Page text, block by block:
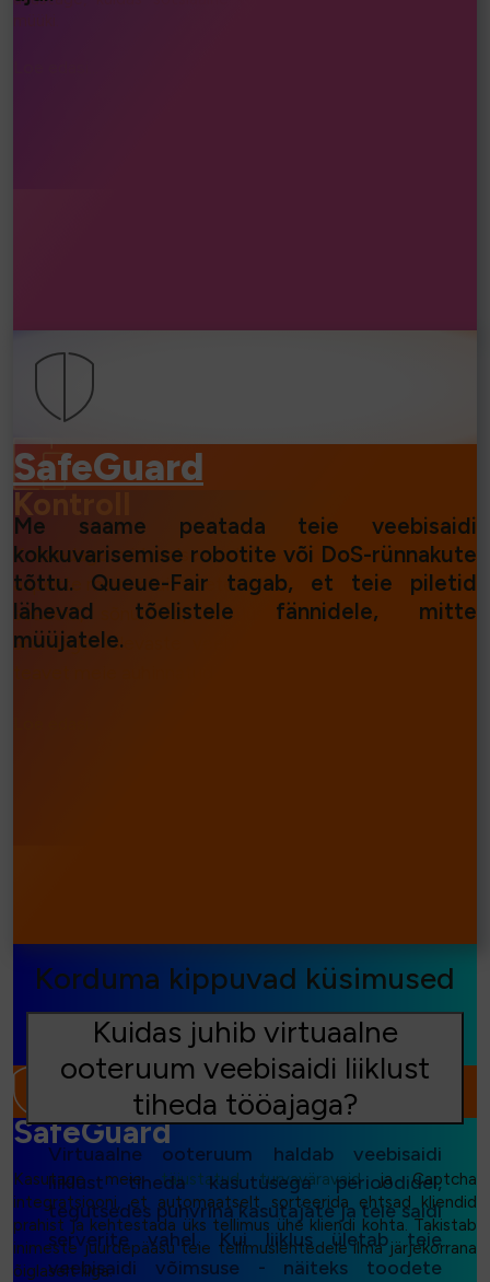
Kontroll
Kohandage virtuaalse ooteruumi esitluse mis tahes
aspekte meie intuitiivsete tööriistade abil. Muutke oma
seadeid, sõnumeid, analüüsige liiklust reaalajas ja
arendage tulevaste veebisündmuste ja müügi kohta
SafeGuard
Me saame peatada teie veebisaidi
kokkuvarisemise robotite või DoS-rünnakute
tõttu. Queue-Fair tagab, et teie piletid
lähevad tõelistele fännidele, mitte
müüjatele.
SafeGuard
Kasutage meietäiustatud turvaväravaidja Captcha
integratsiooni, et automaatselt sorteerida ehtsad kliendid
prahist ja kehtestada üks tellimus ühe kliendi kohta. Takistab
inimeste juurdepääsu teie tellimuslehtedele ilma järjekorrana
õiglaselt liiga.
Korduma kippuvad küsimused
Kuidas juhib virtuaalne
ooteruum veebisaidi liiklust
tiheda tööajaga?
Virtuaalne ooteruum haldab veebisaidi
liiklust tiheda kasutusega perioodidel,
tegutsedes puhvrina kasutajate ja teie saidi
serverite vahel. Kui liiklus ületab teie
veebisaidi võimsuse - näiteks toodete